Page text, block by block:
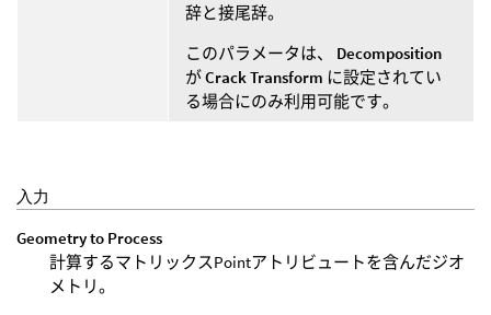
辞と接尾辞。
このパラメータは、 Decomposition
がCrack Transform に設定されてい
る場合にのみ利用可能です。
入力
Geometry to Process
計算するマトリックスPointアトリビュートを含んだジオ
メトリ。